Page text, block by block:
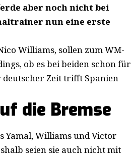
aber noch nicht bei
nun eine erste
Williams, sollen zum WM-
ob es bei beiden schon für
Zeit trifft Spanien
die Bremse
Yamal, Williams und Victor
seien sie auch nicht mit